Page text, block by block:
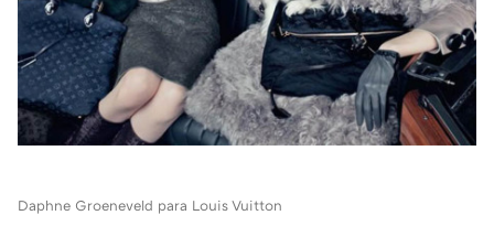
Daphne Groeneveld para Louis Vuitton